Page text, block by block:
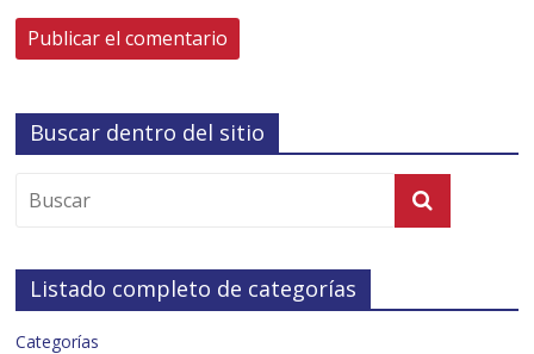
Buscar dentro del sitio
Listado completo de categorías
Categorías